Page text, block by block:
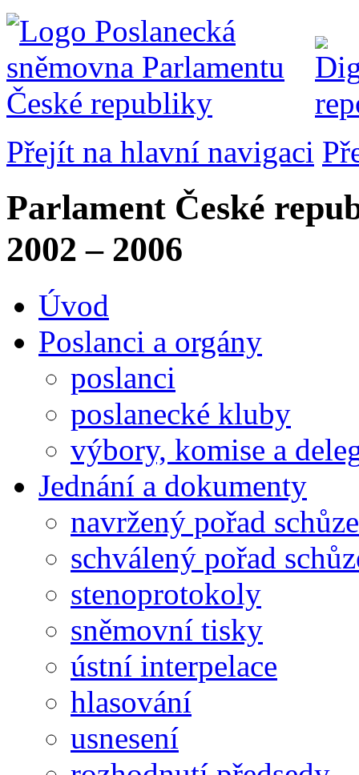
Přejít na hlavní navigaci
Parlament České
2002 – 2006
Úvod
Poslanci a orgány
poslanci
poslanecké kluby
výbory, komise a
Jednání a dokumenty
navržený pořad schůze
schválený pořad
stenoprotokoly
sněmovní tisky
ústní interpelace
hlasování
usnesení